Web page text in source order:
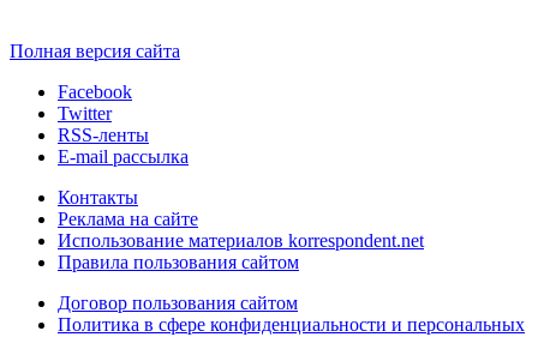
Полная версия сайта
Facebook
Twitter
RSS-ленты
E-mail рассылка
Контакты
Реклама на сайте
Использование материалов korrespondent.net
Правила пользования сайтом
Договор пользования сайтом
Политика в сфере конфиденциальности и персональных